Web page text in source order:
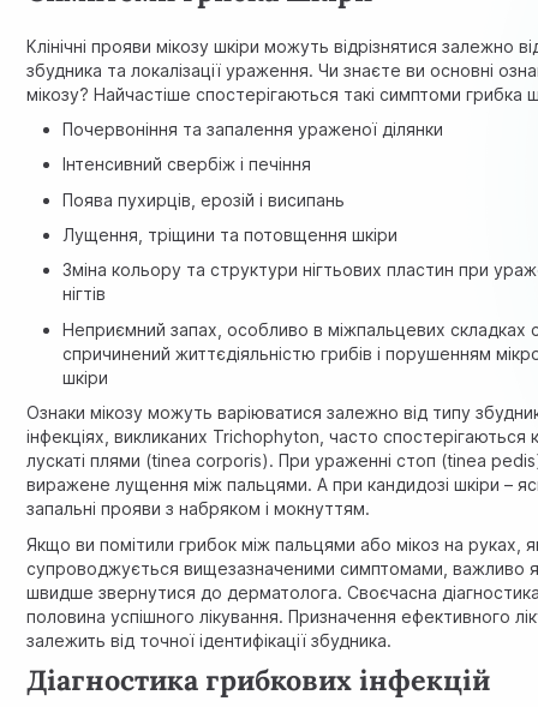
Клінічні прояви мікозу шкіри можуть відрізнятися залежно
збудника та локалізації ураження. Чи знаєте ви основні
мікозу? Найчастіше спостерігаються такі симптоми грибка
Почервоніння та запалення ураженої ділянки
Інтенсивний свербіж і печіння
Поява пухирців, ерозій і висипань
Лущення, тріщини та потовщення шкіри
Зміна кольору та структури нігтьових пластин при
нігтів
Неприємний запах, особливо в міжпальцевих складках
спричинений життєдіяльністю грибів і порушенням
шкіри
Ознаки мікозу можуть варіюватися залежно від типу
інфекціях, викликаних Trichophyton, часто спостерігаються
лускаті плями (tinea corporis). При ураженні стоп (tinea
виражене лущення між пальцями. А при кандидозі шкіри –
запальні прояви з набряком і мокнуттям.
Якщо ви помітили грибок між пальцями або мікоз на руках,
супроводжується вищезазначеними симптомами, важливо
швидше звернутися до дерматолога. Своєчасна
половина успішного лікування. Призначення ефективного
залежить від точної ідентифікації збудника.
Діагностика грибкових інфекцій